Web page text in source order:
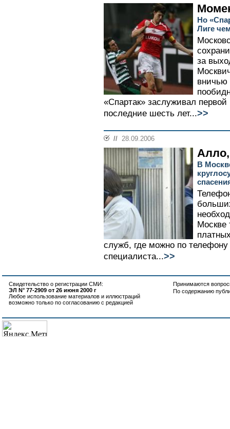
Но
Лиге
за
вничью
«Спартак» заслуживал
последние шесть лет...>>
// 28.09.2006
В
Москве
служб, где можно по телефону
специалиста...>>
Свидетельство о регистрации СМИ:
ЭЛ N° 77-2909 от 26 июня 2000 г
Любое использование материалов и иллюстраций
возможно только по согласованию с редакцией
Принимаются
По содержанию